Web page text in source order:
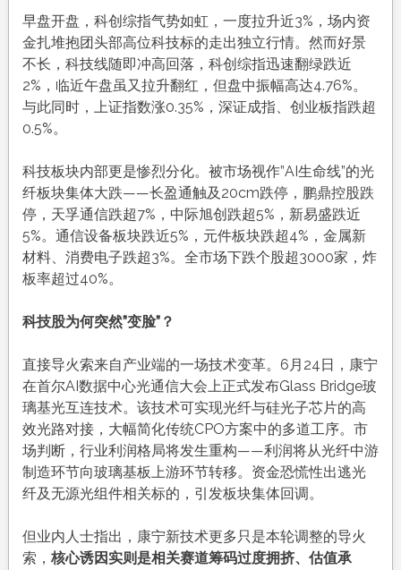
早盘开盘，科创综指气势如虹，一度拉升近3%，场内资
金扎堆抱团头部高位科技标的走出独立行情。然而好景
不长，科技线随即冲高回落，科创综指迅速翻绿跌近
2%，临近午盘虽又拉升翻红，但盘中振幅高达4.76%。
与此同时，上证指数涨0.35%，深证成指、创业板指跌超
0.5%。
科技板块内部更是惨烈分化。被市场视作”AI生命线”的光
纤板块集体大跌——长盈通触及20cm跌停，鹏鼎控股跌
停，天孚通信跌超7%，中际旭创跌超5%，新易盛跌近
5%。通信设备板块跌近5%，元件板块跌超4%，金属新
材料、消费电子跌超3%。全市场下跌个股超3000家，炸
板率超过40%。
科技股为何突然”变脸”？
直接导火索来自产业端的一场技术变革。6月24日，康宁
在首尔AI数据中心光通信大会上正式发布Glass Bridge玻
璃基光互连技术。该技术可实现光纤与硅光子芯片的高
效光路对接，大幅简化传统CPO方案中的多道工序。市
场判断，行业利润格局将发生重构——利润将从光纤中游
制造环节向玻璃基板上游环节转移。资金恐慌性出逃光
纤及无源光组件相关标的，引发板块集体回调。
但业内人士指出，康宁新技术更多只是本轮调整的导火
索， 核心诱因实则是相关赛道筹码过度拥挤、估值承